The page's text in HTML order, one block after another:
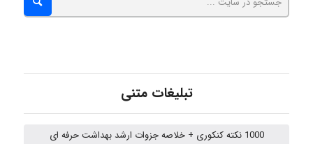
تبلیغات متنی
1000 نکته کنکوری + خلاصه جزوات ارشد بهداشت حرفه ای